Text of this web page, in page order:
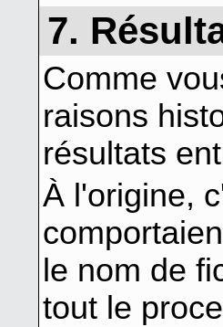
7.
Comme
raisons
résultats
À l'origine,
le nom de
tout le